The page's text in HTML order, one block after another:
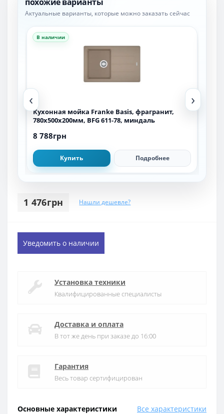
Актуальные варианты, которые можно заказать сейчас
‹
В наличии
Кухонная мойка Franke Basis, фрагранит,
780х500х200мм, BFG 611-78, миндаль
8 788грн
Купить Подробнее
›
1 476грн Нашли дешевле?
Основные характеристики Все характеристики
Уведомить о наличии
Установка техники
Квалифицированные специалисты
Доставка и оплата
В тот же день при заказе до 16:00
Гарантия
Весь товар сертифицирован